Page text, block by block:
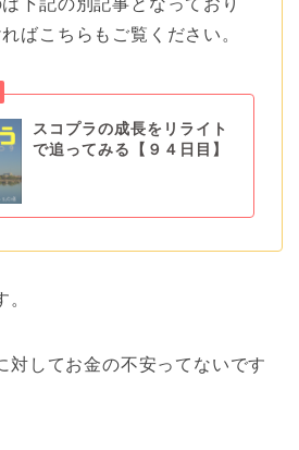
下記の別記事となっており
ばこちらもご覧ください。
スコプラの成長をリライト
で追ってみる【９４日目】
対してお金の不安ってないです